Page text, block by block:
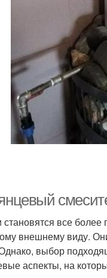
все
внешнему виду.
выбор
аспекты, на